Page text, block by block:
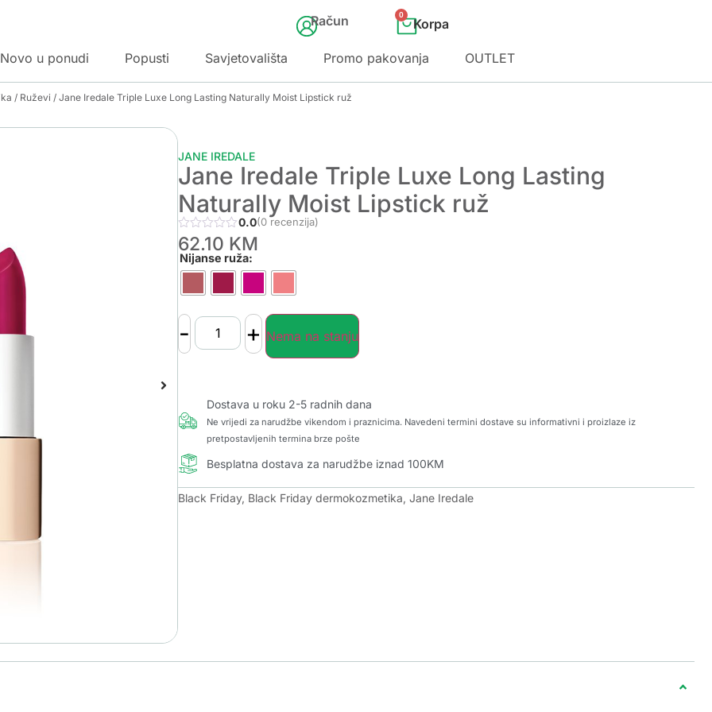
Račun 0
Novo u ponudi Popusti Savjetovališta Promo pakovanja OUTLET
/ Ruževi / Jane Iredale Triple Luxe Long Lasting Naturally Moist Lipstick ruž
JANE IREDALE
Jane Iredale Triple Luxe Long Lasting
Naturally Moist Lipstick ruž
0.0(0 recenzija)
62.10 KM
Nijanse ruža:
- + Nema na stanju
Dostava u roku 2-5 radnih dana
Ne vrijedi za narudžbe vikendom i praznicima. Navedeni termini dostave su informativni i proizlaze iz
pretpostavljenih termina brze pošte
Besplatna dostava za narudžbe iznad 100KM
Black Friday, Black Friday dermokozmetika, Jane Iredale